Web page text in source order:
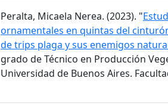
Peralta, Micaela Nerea. (2023). "
ornamentales en quintas del
de trips plaga y sus enemigos
grado de Técnico en Producción
Universidad de Buenos Aires.